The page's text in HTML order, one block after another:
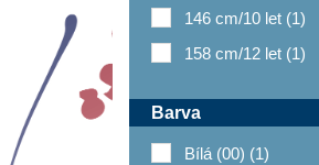
146 cm/10 let (1)
158 cm/12 let (1)
Barva
Bílá (00) (1)